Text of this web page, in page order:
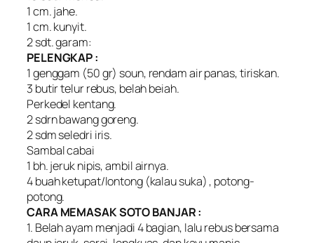
1 cm. jahe.
1 cm. kunyit.
2 sdt. garam:
PELENGKAP :
1 genggam (50 gr) soun, rendam air panas, tiriskan.
3 butir telur rebus, belah beiah.
Perkedel kentang.
2 sdrn bawang goreng.
2 sdm seledri iris.
Sambal cabai
1 bh. jeruk nipis, ambil airnya.
4 buah ketupat/lontong (kalau suka) , potong-
potong.
CARA MEMASAK SOTO BANJAR :
1. Belah ayam menjadi 4 bagian, lalu rebus bersama